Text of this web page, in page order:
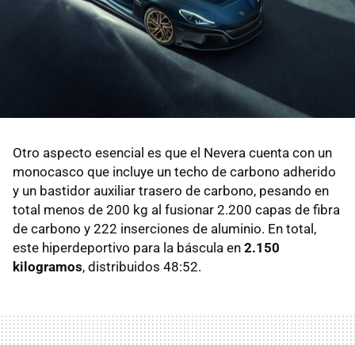
Otro aspecto esencial es que el Nevera cuenta con un
monocasco que incluye un techo de carbono adherido
y un bastidor auxiliar trasero de carbono, pesando en
total menos de 200 kg al fusionar 2.200 capas de fibra
de carbono y 222 inserciones de aluminio. En total,
este hiperdeportivo para la báscula en 2.150
kilogramos, distribuidos 48:52.